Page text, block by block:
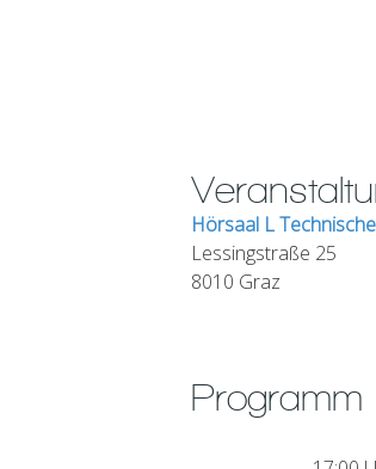
Hörsaal L
Lessingstraße 25
8010 Graz
Programm